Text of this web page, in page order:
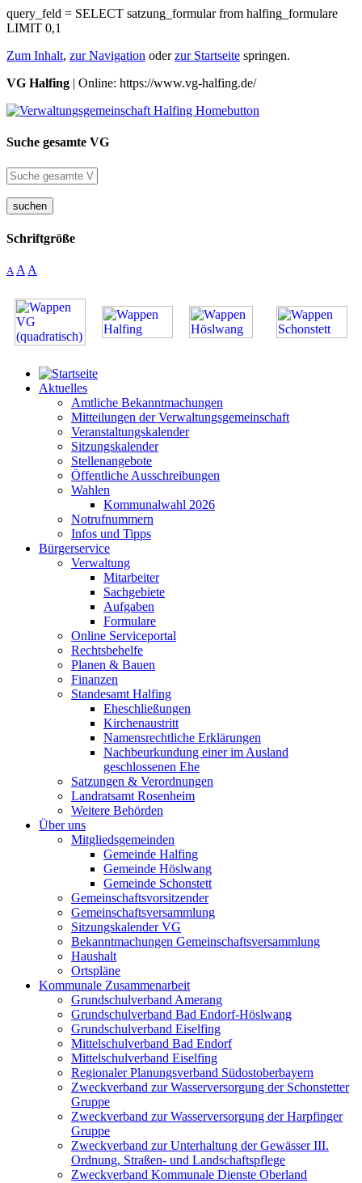
query_feld = SELECT satzung_formular from halfing_formulare
LIMIT 0,1
Zum Inhalt, zur Navigation oderzur Startseite springen.
VG Halfing | Online: https://www.vg-halfing.de/
Suche gesamte VG
suchen
Schriftgröße
A A A
Aktuelles
Amtliche Bekanntmachungen
Mitteilungen der Verwaltungsgemeinschaft
Veranstaltungskalender
Sitzungskalender
Stellenangebote
Öffentliche Ausschreibungen
Wahlen
Kommunalwahl 2026
Notrufnummern
Infos und Tipps
Bürgerservice
Verwaltung
Mitarbeiter
Sachgebiete
Aufgaben
Formulare
Online Serviceportal
Rechtsbehelfe
Planen & Bauen
Finanzen
Standesamt Halfing
Eheschließungen
Kirchenaustritt
Namensrechtliche Erklärungen
Nachbeurkundung einer im Ausland
geschlossenen Ehe
Satzungen & Verordnungen
Landratsamt Rosenheim
Weitere Behörden
Über uns
Mitgliedsgemeinden
Gemeinde Halfing
Gemeinde Höslwang
Gemeinde Schonstett
Gemeinschaftsvorsitzender
Gemeinschaftsversammlung
Sitzungskalender VG
Bekanntmachungen Gemeinschaftsversammlung
Haushalt
Ortspläne
Kommunale Zusammenarbeit
Grundschulverband Amerang
Grundschulverband Bad Endorf-Höslwang
Grundschulverband Eiselfing
Mittelschulverband Bad Endorf
Mittelschulverband Eiselfing
Regionaler Planungsverband Südostoberbayern
Zweckverband zur Wasserversorgung der Schonstetter
Gruppe
Zweckverband zur Wasserversorgung der Harpfinger
Gruppe
Zweckverband zur Unterhaltung der Gewässer III.
Ordnung, Straßen- und Landschaftspflege
Zweckverband Kommunale Dienste Oberland